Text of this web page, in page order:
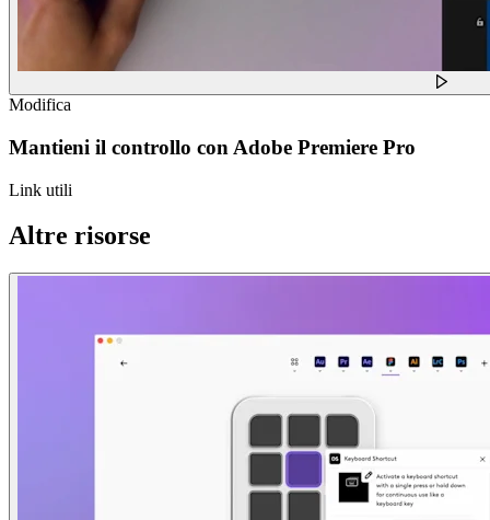
Modifica
Mantieni il controllo con Adobe Premiere Pro
Link utili
Altre risorse